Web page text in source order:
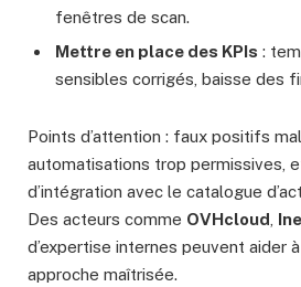
fenêtres de scan.
Mettre en place des KPIs :
sensibles corrigés, baisse des
Points d’attention : faux positifs
automatisations trop permissives,
d’intégration avec le catalogue
Des acteurs comme OVHcloud
d’expertise internes peuvent aider
approche maîtrisée.